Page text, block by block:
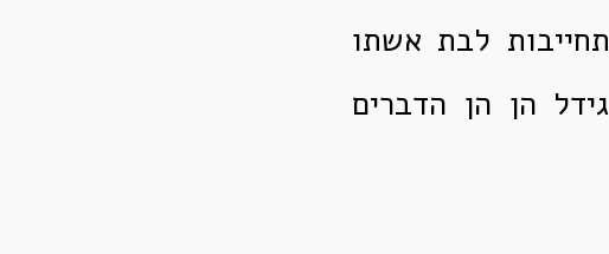
לבת אשתו
הן הן הדברים